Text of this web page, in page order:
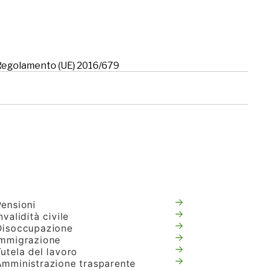
(UE) 2016/679
civile
del lavoro
trasparente